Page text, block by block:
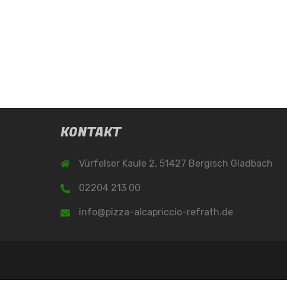
KONTAKT
Vürfelser Kaule 2, 51427 Bergisch Gladbach
02204 213 00
info@pizza-alcapriccio-refrath.de